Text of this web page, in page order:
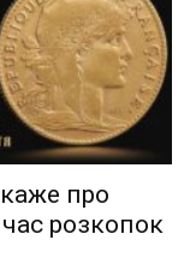
про
час розкопок